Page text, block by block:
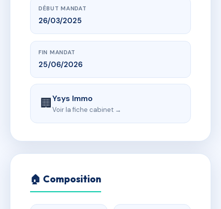
DÉBUT MANDAT
26/03/2025
FIN MANDAT
25/06/2026
🏢Ysys Immo
Voir la fiche cabinet →
🏠 Composition